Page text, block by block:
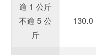
逾 1 公斤
不逾 5 公
斤
130.0